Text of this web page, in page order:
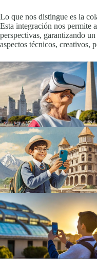
Lo que nos distingue es la
Esta integración nos permite
perspectivas, garantizando
aspectos técnicos, creativos,